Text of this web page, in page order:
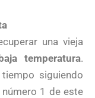
una vieja
temperatura.
siguiendo
1 de este